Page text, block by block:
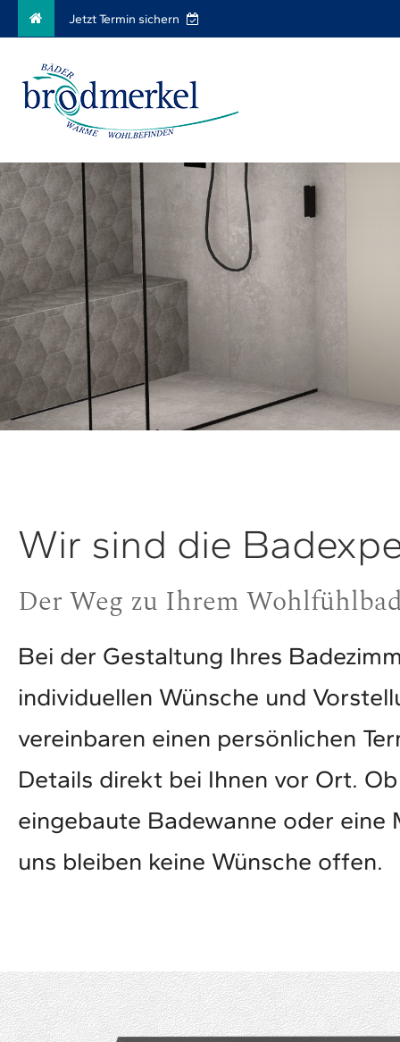
Jetzt Termin sichern
Wir sind die
Der Weg zu Ihrem
Bei der Gestaltung Ihres
individuellen Wünsche und
vereinbaren einen persönlichen
Details direkt bei Ihnen vor Ort.
eingebaute Badewanne oder eine
uns bleiben keine Wünsche offen.